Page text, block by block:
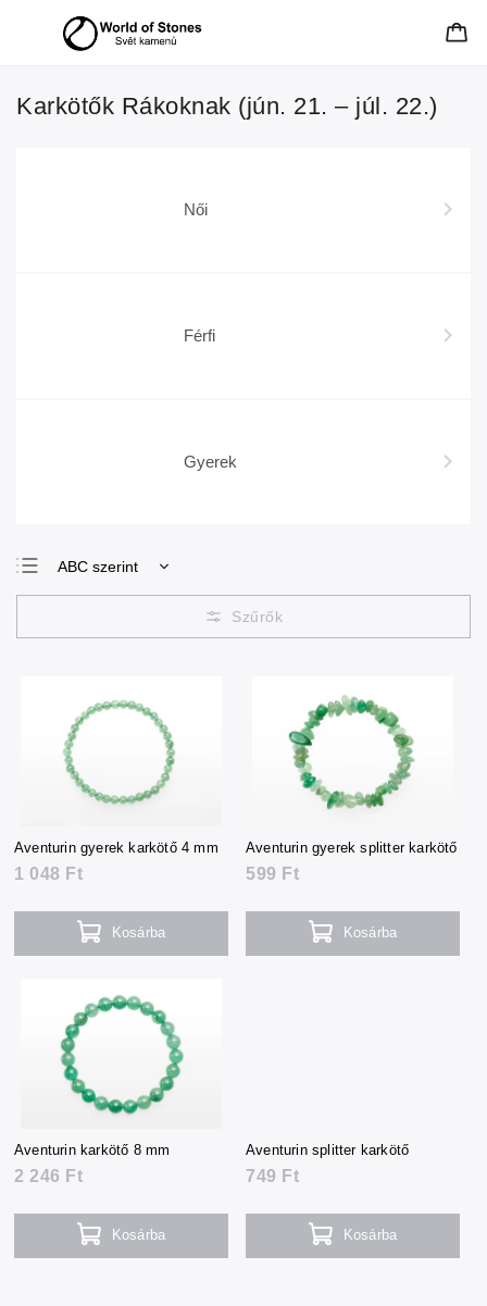
Karkötők Rákoknak (jún. 21. – júl. 22.)
Női
Férfi
Gyerek
ABC szerint
Legolcsóbb elöl
Legdrágább
Aventurin gyerek karkötő 4 mm
1 048 Ft
Kosárba
Aventurin gyerek splitter karkötő
599 Ft
Kosárba
Aventurin karkötő 8 mm
2 246 Ft
Kosárba
Aventurin splitter karkötő
749 Ft
Kosárba